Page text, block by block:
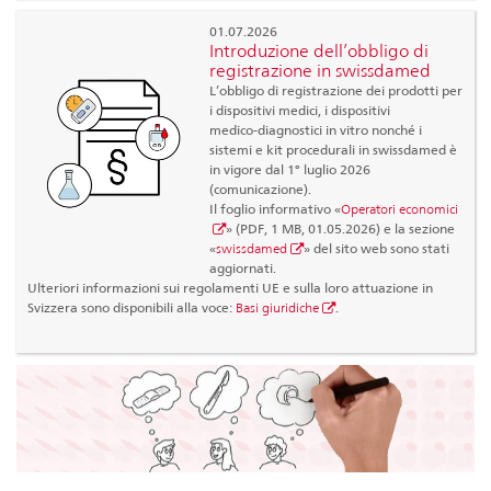
01.07.2026
Introduzione dell’obbligo di
registrazione in swissdamed
L’obbligo di registrazione dei prodotti per
i dispositivi medici, i dispositivi
medico‑diagnostici in vitro nonché i
sistemi e kit procedurali in swissdamed è
in vigore dal 1° luglio 2026
(comunicazione).
Il foglio informativo «Operatori economici
» (PDF, 1 MB, 01.05.2026) e la sezione
«swissdamed
» del sito web sono stati
aggiornati.
Ulteriori informazioni sui regolamenti UE e sulla loro attuazione in
Svizzera sono disponibili alla voce: Basi giuridiche .